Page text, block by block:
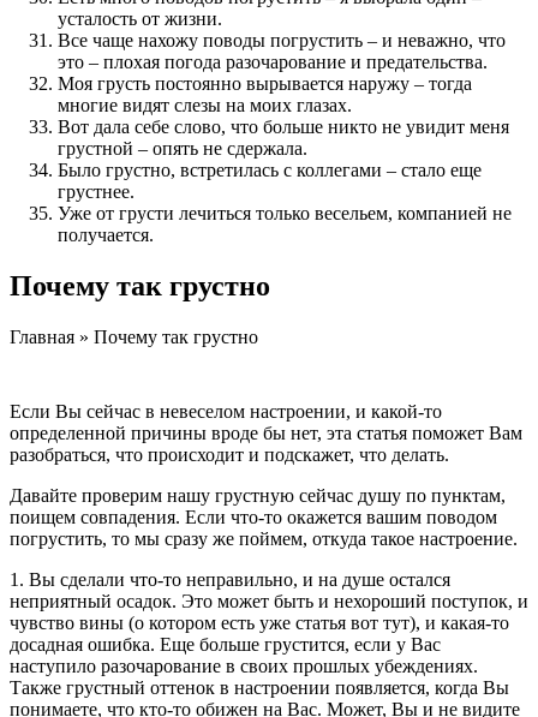
усталость от жизни.
Все чаще нахожу поводы погрустить – и неважно, что
это – плохая погода разочарование и предательства.
Моя грусть постоянно вырывается наружу – тогда
многие видят слезы на моих глазах.
Вот дала себе слово, что больше никто не увидит меня
грустной – опять не сдержала.
Было грустно, встретилась с коллегами – стало еще
грустнее.
Уже от грусти лечиться только весельем, компанией не
получается.
Почему так грустно
Главная » Почему так грустно
Если Вы сейчас в невеселом настроении, и какой-то
определенной причины вроде бы нет, эта статья поможет Вам
разобраться, что происходит и подскажет, что делать.
Давайте проверим нашу грустную сейчас душу по пунктам,
поищем совпадения. Если что-то окажется вашим поводом
погрустить, то мы сразу же поймем, откуда такое настроение.
1. Вы сделали что-то неправильно, и на душе остался
неприятный осадок. Это может быть и нехороший поступок, и
чувство вины (о котором есть уже статья вот тут), и какая-то
досадная ошибка. Еще больше грустится, если у Вас
наступило разочарование в своих прошлых убеждениях.
Также грустный оттенок в настроении появляется, когда Вы
понимаете, что кто-то обижен на Вас. Может, Вы и не видите